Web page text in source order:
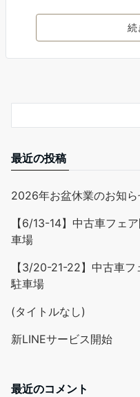
続
最近の投稿
2026年お盆休業のお知
【6/13-14】中古車フェ
車場
【3/20-21-22】中古車
駐車場
(タイトルなし)
新LINEサービス開始
最近のコメント